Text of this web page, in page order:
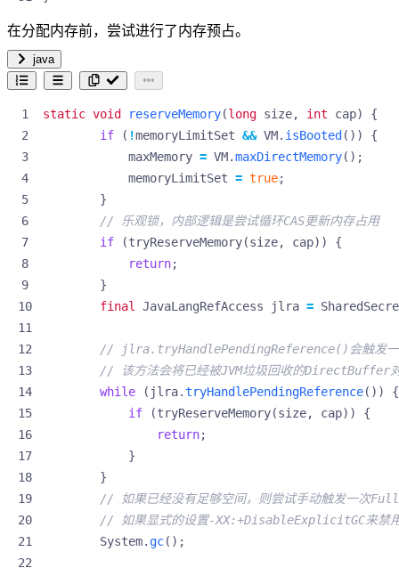
在分配内存前，尝试进行了内存预占。
java
static void reserveMemory(long size, int cap)
{
if
( !memoryLimitSet && VM. isBooted ())
{
maxMemory = VM.maxDirectMemory();
memoryLimitSet = true;
}
// 乐观锁，内部逻辑是尝试循环CAS更新内存占用
if
(tryReserveMemory(size, cap))
{
return;
}
final
JavaLangRefAccess jlra =
// jlra.tryHandlePendingReference()会触发一
// 该方法会将已经被JVM垃圾回收的DirectBuffer
while
( jlra.tryHandlePendingReference())
{
if
(tryReserveMemory(size, cap))
{
return;
}
}
// 如果已经没有足够空间，则尝试手动触发一次Full
// 如果显式的设置-XX:+DisableExplicitGC来禁
System. gc();